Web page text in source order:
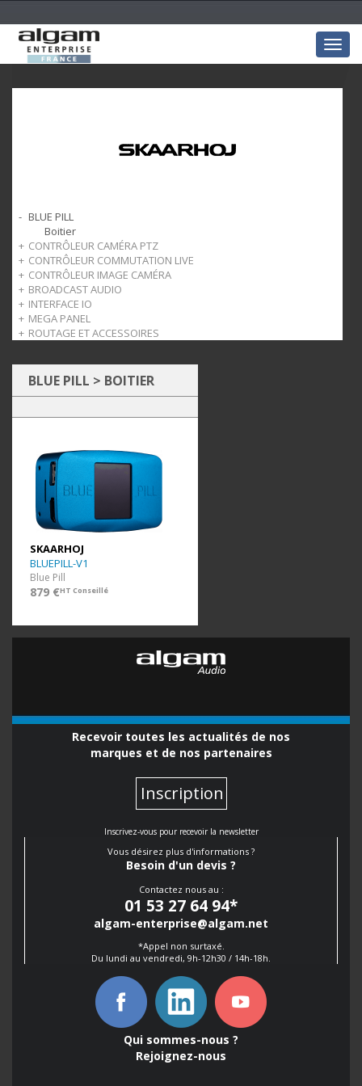
BLUE PILL
Boitier
CONTRÔLEUR CAMÉRA PTZ
Fly
Pro
Extreme
Complements
CONTRÔLEUR COMMUTATION LIVE
Mélangeur
CONTRÔLEUR IMAGE CAMÉRA
Pupitre Image
BROADCAST AUDIO
Pupitre Audio
INTERFACE IO
Interface
MEGA PANEL
MK
ROUTAGE ET ACCESSOIRES
BLUE PILL > BOITIER
SKAARHOJ
BLUEPILL-V1
Blue Pill
879 €HT Conseillé
Recevoir toutes les actualités de nos
marques et de nos partenaires
Inscription
Inscrivez-vous pour recevoir la newsletter
Vous désirez plus d'informations ?
Besoin d'un devis ?
Contactez nous au :
01 53 27 64 94*
algam-enterprise@algam.net
*Appel non surtaxé.
Du lundi au vendredi, 9h-12h30 / 14h-18h.
Qui sommes-nous ?
Rejoignez-nous